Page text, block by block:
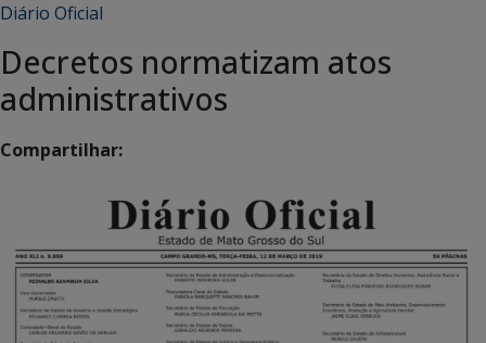
Diário Oficial
Decretos normatizam atos
administrativos
Compartilhar: